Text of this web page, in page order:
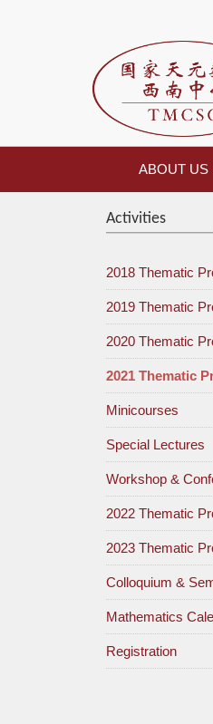
ABOUT US
Activities
2018 Thematic
2019 Thematic
2020 Thematic
2021 Thematic
Minicourses
Special Lectures
Workshop &
2022 Thematic
2023 Thematic
Colloquium &
Mathematics
Registration